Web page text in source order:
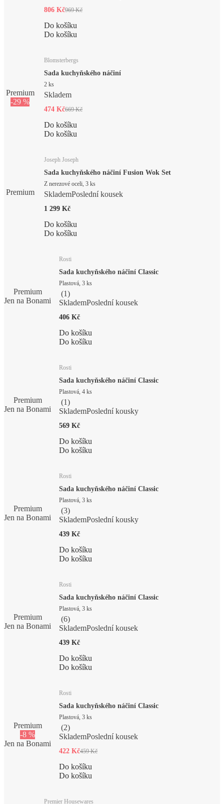
806 Kč969 Kč
Do košíku
Do košíku
Premium
-29 %
Blomsterbergs
Sada kuchyňského náčiní
2 ks
Skladem
474 Kč669 Kč
Do košíku
Do košíku
Premium
Joseph Joseph
Sada kuchyňského náčiní Fusion Wok Set
Z nerezové oceli, 3 ks
SklademPoslední kousek
1 299 Kč
Do košíku
Do košíku
Premium
Jen na Bonami
Rosti
Sada kuchyňského náčiní Classic
Plastová, 3 ks
(1)
SklademPoslední kousek
406 Kč
Do košíku
Do košíku
Premium
Jen na Bonami
Rosti
Sada kuchyňského náčiní Classic
Plastová, 4 ks
(1)
SklademPoslední kousky
569 Kč
Do košíku
Do košíku
Premium
Jen na Bonami
Rosti
Sada kuchyňského náčiní Classic
Plastová, 3 ks
(3)
SklademPoslední kousky
439 Kč
Do košíku
Do košíku
Premium
Jen na Bonami
Rosti
Sada kuchyňského náčiní Classic
Plastová, 3 ks
(6)
SklademPoslední kousek
439 Kč
Do košíku
Do košíku
Premium
-8 %
Jen na Bonami
Rosti
Sada kuchyňského náčiní Classic
Plastová, 3 ks
(2)
SklademPoslední kousek
422 Kč459 Kč
Do košíku
Do košíku
Premier Housewares